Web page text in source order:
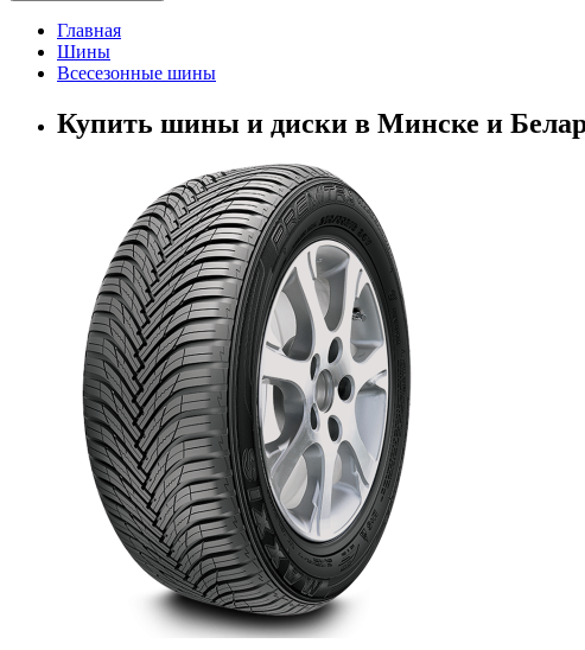
Главная
Шины
Всесезонные шины
Купить шины и диски в Минске и